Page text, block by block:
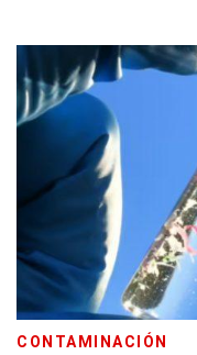
CONTAMINACIÓN